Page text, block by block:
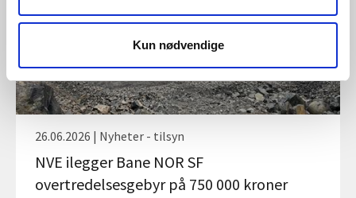
Kun nødvendige
26.06.2026 | Nyheter - tilsyn
NVE ilegger Bane NOR SF
overtredelsesgebyr på 750 000 kroner